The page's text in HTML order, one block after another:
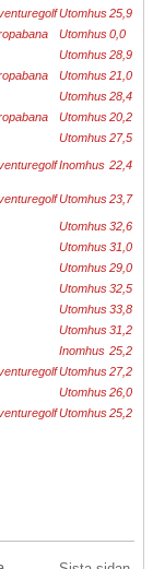
Utomhus25,9
Utomhus0,0
Utomhus28,9
Utomhus21,0
Utomhus28,4
Utomhus20,2
Utomhus27,5
Inomhus 22,4
Utomhus23,7
Utomhus32,6
Utomhus31,0
Utomhus29,0
Utomhus32,5
Utomhus33,8
Utomhus31,2
Inomhus 25,2
Utomhus27,2
Utomhus26,0
Utomhus25,2